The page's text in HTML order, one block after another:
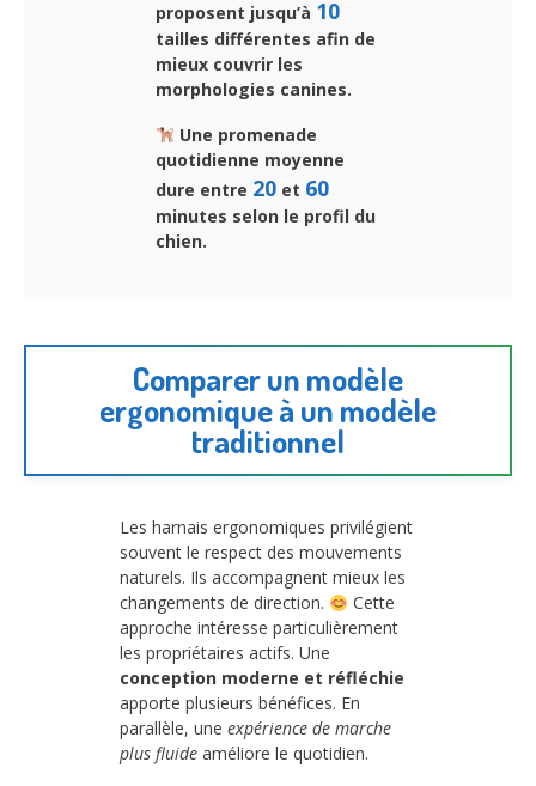
proposent jusqu’à 10
tailles différentes afin de
mieux couvrir les
morphologies canines.
Une promenade
quotidienne moyenne
dure entre 20 et 60
minutes selon le profil du
chien.
Comparer un modèle
ergonomique à un modèle
traditionnel
Les harnais ergonomiques privilégient
souvent le respect des mouvements
naturels. Ils accompagnent mieux les
changements de direction.
Cette
approche intéresse particulièrement
les propriétaires actifs. Une
conception moderne et réfléchie
apporte plusieurs bénéfices. En
parallèle, une expérience de marche
plus fluide améliore le quotidien.